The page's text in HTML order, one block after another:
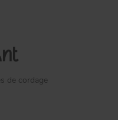
de cordage